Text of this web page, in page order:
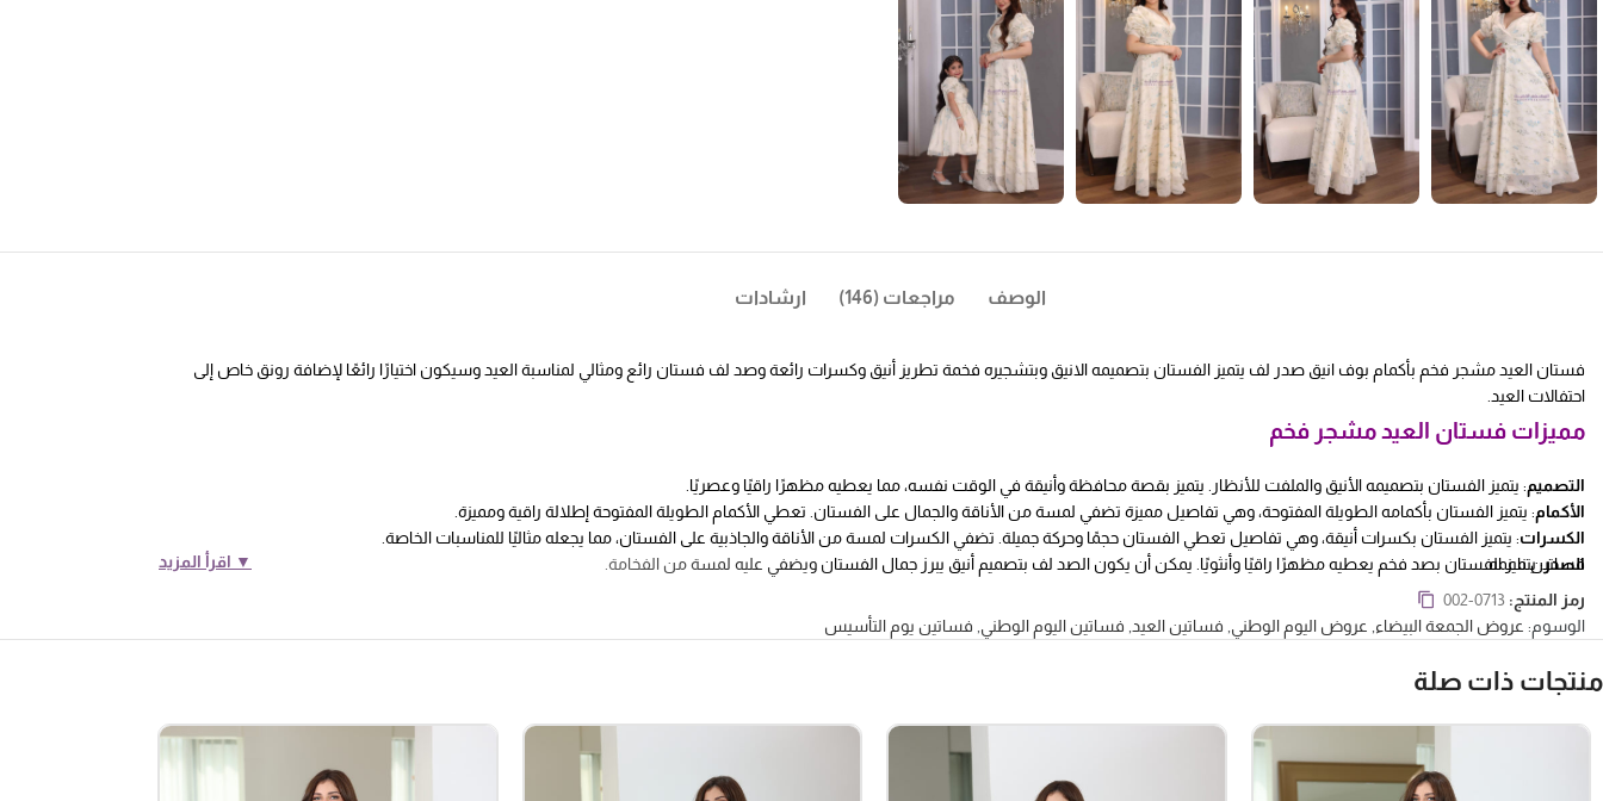
الوصف مراجعات (146) ارشادات
فستان العيد مشجر فخم بأكمام بوف انيق صدر لف يتميز الفستان بتصميمه الانيق وبتشجيره فخمة تطريز أنيق وكسرات رائعة وصد لف فستان رائع ومثالي لمناسبة العيد وسيكون اختيارًا رائعًا لإضافة رونق خاص إلى
احتفالات العيد.
مميزات فستان العيد مشجر فخم
التصميم
▼ اقرأ المزيد
: يتميز الفستان بتصميمه الأنيق والملفت للأنظار. يتميز بقصة محافظة وأنيقة في الوقت نفسه، مما يعطيه مظهرًا راقيًا وعصريًا.
الأكمام: يتميز الفستان بأكمامه الطويلة المفتوحة، وهي تفاصيل مميزة تضفي لمسة من الأناقة والجمال على الفستان. تعطي الأكمام الطويلة المفتوحة إطلالة راقية ومميزة.
الكسرات: يتميز الفستان بكسرات أنيقة، وهي تفاصيل تعطي الفستان حجمًا وحركة جميلة. تضفي الكسرات لمسة من الأناقة والجاذبية على الفستان، مما يجعله مثاليًا للمناسبات الخاصة.
الصدر: يتميز الفستان بصد فخم يعطيه مظهرًا راقيًا وأنثويًا. يمكن أن يكون الصد لف بتصميم أنيق يبرز جمال الفستان ويضفي عليه لمسة من الفخامة.
فساتين ناعمه
رمز المنتج: 002-0713
الوسوم: عروض الجمعة البيضاء عروض اليوم الوطني فساتين العيد فساتين اليوم الوطني فساتين يوم التأسيس
منتجات ذات صلة